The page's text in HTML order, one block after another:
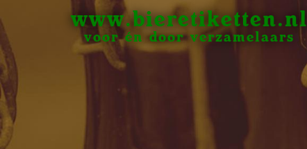
www.bieretiketten.nl
voor én door verzamelaars